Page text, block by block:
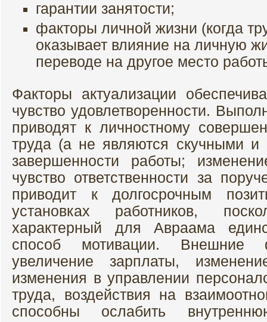
гарантии занятости;
факторы личной жизни (когда
оказывает влияние на личную
переводе на другое место
Факторы актуализации
чувство удовлетворенности.
приводят к личностному
труда (а не являются скучными и
завершенности работы;
чувство ответственности за
приводит к долгосрочным
установках работников,
характерный для Авраама
способ мотивации. Внешние
увеличение зарплаты,
изменения в управлении
труда, воздействия на
способны ослабить